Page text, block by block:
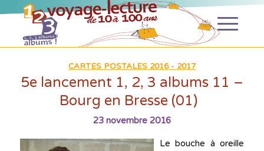
CARTES POSTALES 2016 - 2017
5e lancement 1, 2, 3 albums 11 –
Bourg en Bresse (01)
23 novembre 2016
Le bouche à oreille